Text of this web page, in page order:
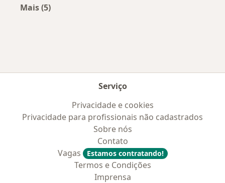
Mais (5)
Serviço
Privacidade e cookies
Privacidade para profissionais não cadastrados
Sobre nós
Contato
Vagas
Estamos contratando!
Termos e Condições
Imprensa